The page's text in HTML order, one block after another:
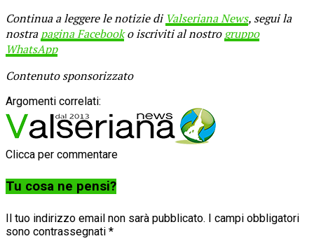
Continua a leggere le notizie di Valseriana News, segui la
nostrapagina Facebooko iscriviti al nostrogruppo
WhatsApp
Contenuto sponsorizzato
Argomenti correlati:
Clicca per commentare
Tu cosa ne pensi?
Il tuo indirizzo email non sarà pubblicato. I campi obbligatori
sono contrassegnati *